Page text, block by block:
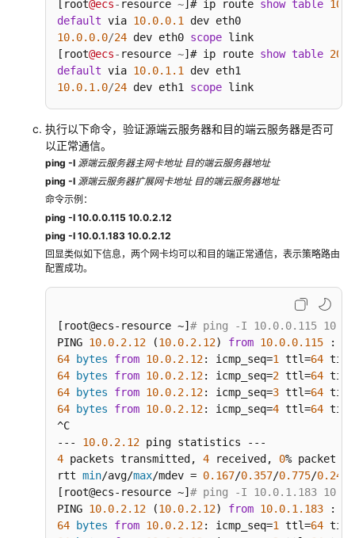
IPv6
策
略
路
由
（HCE
2.0/CentOS
8.0
及
以
上）
自
动
为
网
Linux
云
服
务
器
配
IPv4
策
略
路
由
（Ubuntu）
[root@ecs- resource ~ ]# ip route show table 10
default via 10.0.0.1
10.0.0.0/24 dev eth0 scope link
[root@ecs- resource ~]# ip route show table 20
default via 10.0.1 .1
10.0.1 .0/24 dev eth1 scope link
执行以下命令，验证源端云服务器和目的端云服务器是否可
以正常通信。
ping -I 源端云服务器主网卡地址 目的端云服务器地址
ping -I 源端云服务器扩展网卡地址 目的端云服务器地址
命令示例：
ping -I 10.0.0.115 10.0.2.12
ping -I 10.0.1.183 10.0.2.12
回显类似如下信息，两个网卡均可以和目的端正常通信，表示策略路由
配置成功。
[root@ecs-resource ~] # ping -I 10.0.0.115
PING 10.0.2.12 (10.0.2.12) from 10.0.0.115 :
64
bytes from 10.0.2.12: icmp_seq=1 ttl=64
64
bytes from 10.0.2.12: icmp_seq=2 ttl=64
64
bytes from 10.0.2.12: icmp_seq=3 ttl=64
64
bytes from 10.0.2.12: icmp_seq=4 ttl=64
^C
--- 10.0.2.12
4 packets transmitted, 4 received, 0% packet
rtt min/avg/max/mdev = 0.167/0.357/0.775/0.244
[root@ecs-resource ~] # ping -I 10.0.1.183
PING 10.0.2.12 (10.0.2.12) from 10.0.1 .183 :
64
bytes from 10.0.2.12: icmp_seq=1 ttl=64